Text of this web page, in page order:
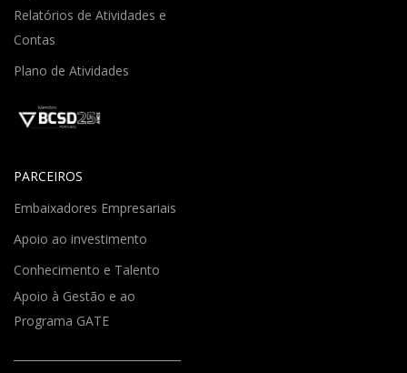
Relatórios de Atividades e
Contas
Plano de Atividades
PARCEIROS
Embaixadores Empresariais
Apoio ao investimento
Conhecimento e Talento
Apoio à Gestão e ao
Programa GATE